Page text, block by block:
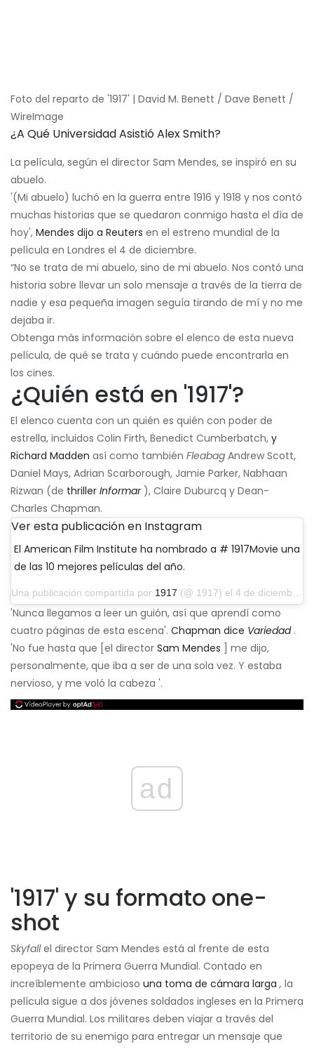
Foto del reparto de '1917' | David M. Benett / Dave Benett /
WireImage
¿A Qué Universidad Asistió Alex Smith?
La película, según el director Sam Mendes, se inspiró en su
abuelo.
'(Mi abuelo) luchó en la guerra entre 1916 y 1918 y nos contó
muchas historias que se quedaron conmigo hasta el día de
hoy', Mendes dijo a Reuters en el estreno mundial de la
película en Londres el 4 de diciembre.
“No se trata de mi abuelo, sino de mi abuelo. Nos contó una
historia sobre llevar un solo mensaje a través de la tierra de
nadie y esa pequeña imagen seguía tirando de mí y no me
dejaba ir.
Obtenga más información sobre el elenco de esta nueva
película, de qué se trata y cuándo puede encontrarla en
los cines.
¿Quién está en '1917'?
El elenco cuenta con un quién es quién con poder de
estrella, incluidos Colin Firth, Benedict Cumberbatch, y
Richard Madden así como también Fleabag Andrew Scott,
Daniel Mays, Adrian Scarborough, Jamie Parker, Nabhaan
Rizwan (de thriller Informar ), Claire Duburcq y Dean-
Charles Chapman.
Ver esta publicación en Instagram
El American Film Institute ha nombrado a # 1917Movie una
de las 10 mejores películas del año.
Una publicación compartida por 1917 (@ 1917) el 4 de diciembre de 2019 a las 12:02 pm PST
'Nunca llegamos a leer un guión, así que aprendí como
cuatro páginas de esta escena'. Chapman dice Variedad .
'No fue hasta que [el director Sam Mendes ] me dijo,
personalmente, que iba a ser de una sola vez. Y estaba
nervioso, y me voló la cabeza '.
ad
'1917' y su formato one-
shot
Skyfallel director Sam Mendes está al frente de esta
epopeya de la Primera Guerra Mundial. Contado en
increíblemente ambicioso una toma de cámara larga , la
película sigue a dos jóvenes soldados ingleses en la Primera
Guerra Mundial. Los militares deben viajar a través del
territorio de su enemigo para entregar un mensaje que